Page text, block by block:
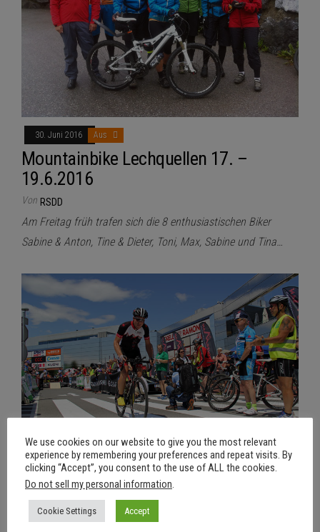
30. Juni 2016 Aus
Mountainbike Lechquellen 17. –
19.6.2016
Von RSDD
Am Freitag früh trafen sich die 8 enthusiastischen Biker
Sabine & Anton, Tine & Dieter, Toni, Max, Sabine und Tina…
17. Juni 2016 Aus
Matthias Brenner U30 Weltmeister
2016 im Ultraradmarathon
We use cookies on our website to give you the most relevant
experience by remembering your preferences and repeat visits. By
clicking “Accept”, you consent to the use of ALL the cookies.
Do not sell my personal information
Cookie Settings Accept